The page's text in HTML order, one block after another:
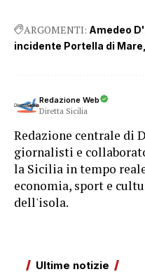
ARGOMENTI: Amedeo
incidente Portella di Mare
Redazione Web
Diretta Sicilia
Redazione centrale di
giornalisti e
la Sicilia in tempo
economia, sport e
dell'isola.
Ultime notizie